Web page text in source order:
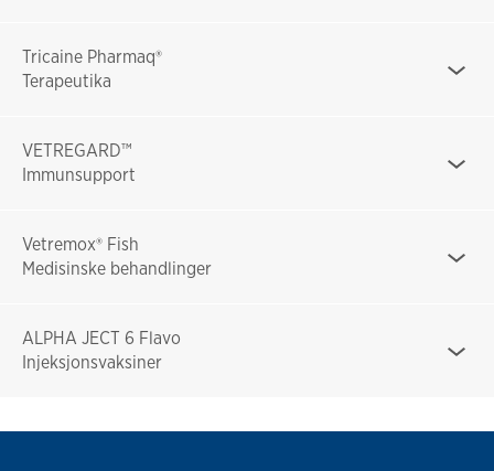
Tricaine Pharmaq®
Terapeutika
VETREGARD™
Immunsupport
Vetremox® Fish
Medisinske behandlinger
ALPHA JECT 6 Flavo
Injeksjonsvaksiner